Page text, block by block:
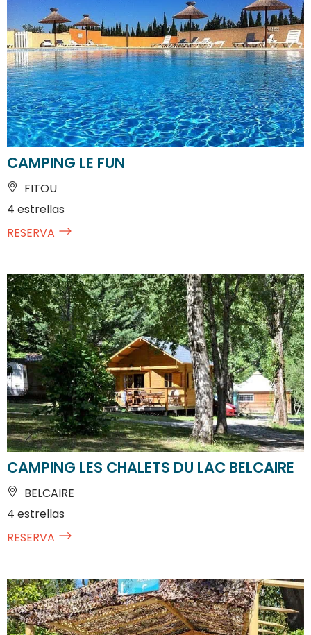
CAMPING LE FUN
FITOU
4 estrellas
RESERVA
CAMPING LES CHALETS DU LAC BELCAIRE
BELCAIRE
4 estrellas
RESERVA